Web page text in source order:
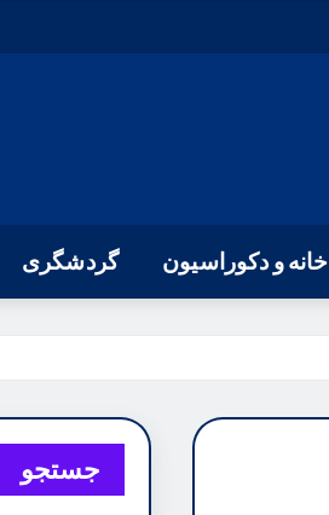
خانه و دکوراسیون گردشگری
جستجو